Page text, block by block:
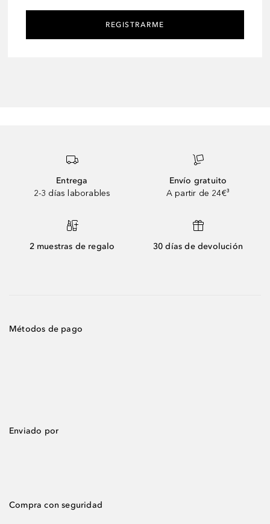
REGISTRARME
Entrega
2-3 días laborables
Envío gratuito
A partir de 24€³
2 muestras de regalo 30 días de devolución
Métodos de pago
Enviado por
Compra con seguridad